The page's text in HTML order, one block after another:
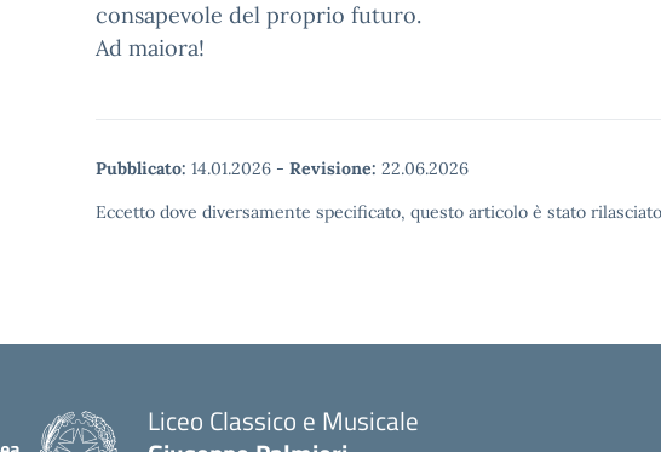
consapevole del proprio futuro.
Ad maiora!
Pubblicato: 14.01.2026 - Revisione: 22.06.2026
Eccetto dove diversamente specificato, questo articolo è stato
Liceo Classico e Musicale